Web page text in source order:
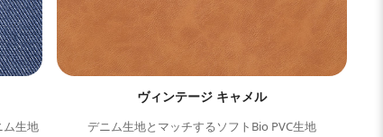
ム生地
ヴィンテージ キャメル
デニム生地とマッチするソフトBio PVC生地